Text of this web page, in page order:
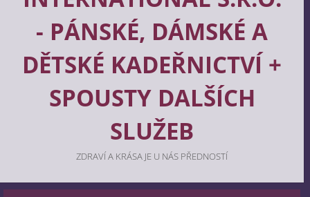
ZDRAVÍ A KRÁSA JE U NÁS PŘEDNOSTÍ